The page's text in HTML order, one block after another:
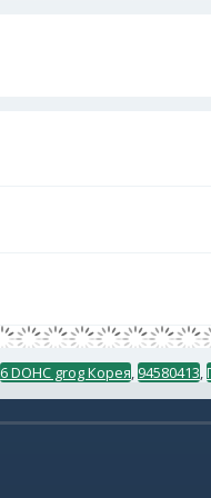
6 DOHC grog Корея, 94580413,